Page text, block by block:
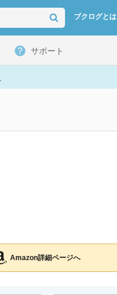
ブクログとは
サポート
Amazon詳細ページへ